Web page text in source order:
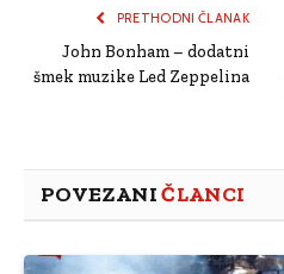
PRETHODNI ČLANAK
John Bonham – dodatni
šmek muzike Led Zeppelina
POVEZANIČLANCI